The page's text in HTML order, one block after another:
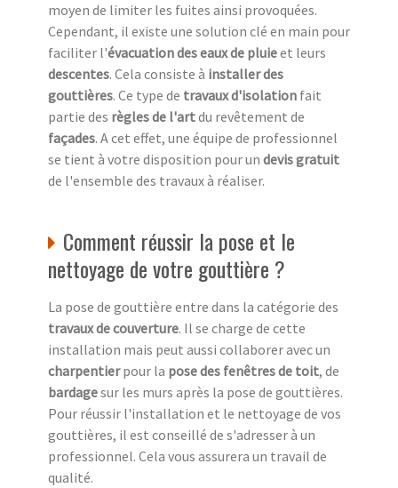
moyen de limiter les fuites ainsi provoquées.
Cependant, il existe une solution clé en main pour
faciliter l'évacuation des eaux de pluieet leurs
descentes. Cela consiste à installer des
gouttières. Ce type de travaux d'isolation fait
partie des règles de l'artdu revêtement de
façades. A cet effet, une équipe de professionnel
se tient à votre disposition pour un devis gratuit
de l'ensemble des travaux à réaliser.
Comment réussir la pose et le
nettoyage de votre gouttière ?
La pose de gouttière entre dans la catégorie des
travaux de couverture. Il se charge de cette
installation mais peut aussi collaborer avec un
charpentierpour la pose des fenêtres de toit, de
bardagesur les murs après la pose de gouttières.
Pour réussir l'installation et le nettoyage de vos
gouttières, il est conseillé de s'adresser à un
professionnel. Cela vous assurera un travail de
qualité.